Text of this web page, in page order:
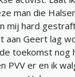
man die
mij hard
aan Geert lag
toekomst nog
PVV er en ik